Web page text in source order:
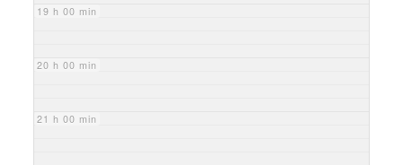
19 h 00 min
20 h 00 min
21 h 00 min